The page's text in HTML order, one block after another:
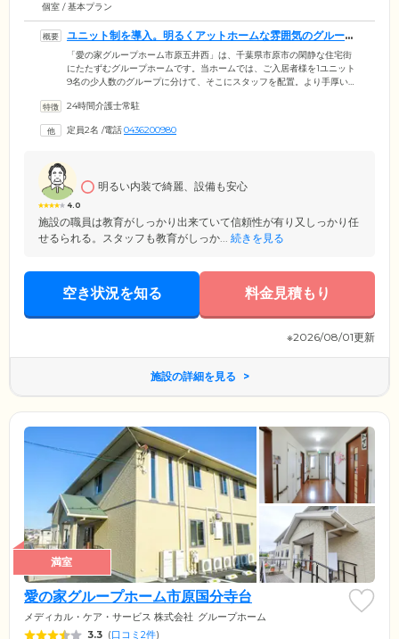
個室 / 基本プラン
ユニット制を導入。明るくアットホームな雰囲気のグループ
ホームです
「愛の家グループホーム市原五井西」は、千葉県市原市の閑静な住宅街
にたたずむグループホームです。当ホームでは、ご入居者様を1ユニット
9名の少人数のグループに分けて、そこにスタッフを配置。より手厚いケ
はご自身で行っていただき、認知症の症状緩和を目指しています。ホー
いように、スタッフがご入居者様お一人おひとりのお気持ちに寄り添い
24時間介護士常駐
定員2名 /電話0436200980
4.0
明るい内装で綺麗、設備も安心
施設の職員は教育がしっかり出来ていて信頼性が有り又しっかり任
せるられる。スタッフも教育がしっか... 続きを見る
空き状況を知る 料金見積もり
※2026/08/01更新
施設の詳細を見る
満室
愛の家グループホーム市原国分寺台
メディカル・ケア・サービス 株式会社 グループホーム
3.3 (口コミ2件)